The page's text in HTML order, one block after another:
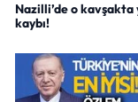
Nazilli’de o kavşakta
kaybı!